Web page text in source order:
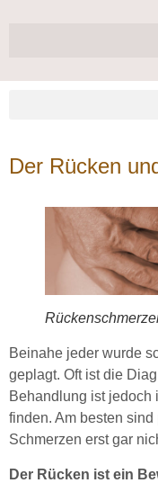
Der Rücken
Beinahe jeder wurde
geplagt. Oft ist die
Behandlung ist jedoch
finden. Am besten
Schmerzen erst gar
Der Rücken ist ein